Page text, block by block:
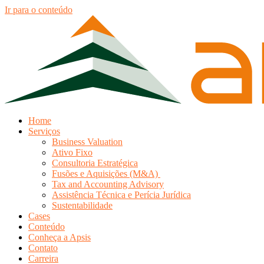
Ir para o conteúdo
Home
Serviços
Business Valuation
Ativo Fixo
Consultoria Estratégica
Fusões e Aquisições (M&A)
Tax and Accounting Advisory
Assistência Técnica e Perícia Jurídica
Sustentabilidade
Cases
Conteúdo
Conheça a Apsis
Contato
Carreira